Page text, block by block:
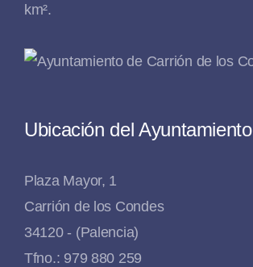
km².
Ubicación del Ayuntamiento
Plaza Mayor, 1
Carrión de los Condes
34120 - (Palencia)
Tfno.: 979 880 259